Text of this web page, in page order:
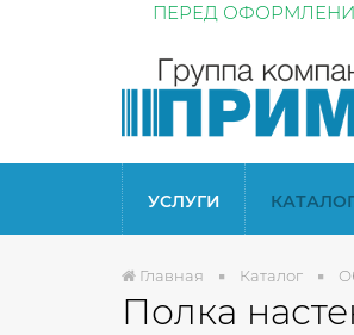
ПЕРЕД
УСЛУГИ
Главная Каталог
Полка